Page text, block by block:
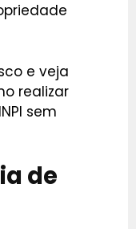
e veja
realizar
sem
de